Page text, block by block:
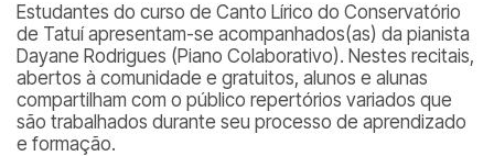
Estudantes do curso de Canto Lírico do Conservatório
de Tatuí apresentam-se acompanhados(as) da pianista
Dayane Rodrigues (Piano Colaborativo). Nestes recitais,
abertos à comunidade e gratuitos, alunos e alunas
compartilham com o público repertórios variados que
são trabalhados durante seu processo de aprendizado
e formação.